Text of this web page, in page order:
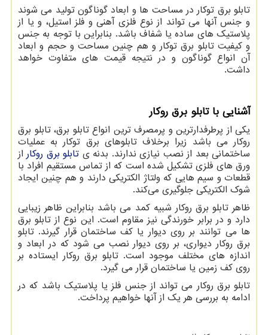
تابلو برق توکار در مساحت ها و ابعاد گوناگون تولید می شوند
و جنس آنها می تواند از نوع فلزی آهنی و فلز استیل، و یا از
پلاستیک های ساده یا شفاف باشد. بنابراین با توجه به جنس
و کیفیت تابلو برق توکار و هم چنین مساحت و حجم و ابعاد
آن انواع گوناگون و در نتیجه قیمت ‌های متفاوت خواهد
داشت.
آشنایی با تابلو برق روکار
یکی از پرطرفدارترین و پرمصرف ترین انواع تابلو برق، تابلو برق
روکار می باشد زیرا برخلاف تابلوهای برق توکار به عملیات
ساختمانی بعد از نصب نیازی ندارند. بدنه ی تابلو برق روکار از
ورق ‌های فلزی تشکیل شده است که از تماس مستقیم افراد با
قطعات و سیم‌ هایی که ولتاژ الکتریکی دارند و هم چنین ایجاد
شوک الکتریکی جلوگیری می‌کند.
ظاهر تابلو برق روکار شبیه کمد می باشد بنابراین ظاهر زیبایی
دارد و در برابر خورندگی نیز مقاوم است. این نوع از تابلو برق
ها می توانند بر روی دیوار یا کف ساختمان قرار گیرند. تابلو
برق روکار دیواری، بر روی دیوار نصب می ‌شود که در ابعاد و
اندازه ‌های مختلف موجود است. تابلو برق‌ روکار ایستاده بر
روی کف زمین یا ساختمان قرار می گیرد.
تابلو برق روکار می تواند از جنس فلز یا پلاستیک باشد که در
ادامه به بررسی هر یک از آنها خواهیم پرداخت.